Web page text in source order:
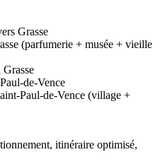
Grasse
(parfumerie + musée + vieille
Grasse
de-Vence
Paul-de-Vence (village +
itinéraire optimisé,